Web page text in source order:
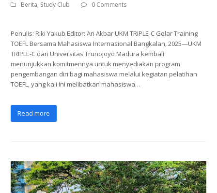
Berita, Study Club 0 Comments
Penulis: Riki Yakub Editor: Ari Akbar UKM TRIPLE-C Gelar Training
TOEFL Bersama Mahasiswa Internasional Bangkalan, 2025—UKM
TRIPLE-C dari Universitas Trunojoyo Madura kembali
menunjukkan komitmennya untuk menyediakan program
pengembangan diri bagi mahasiswa melalui kegiatan pelatihan
TOEFL, yang kali ini melibatkan mahasiswa…
Read more